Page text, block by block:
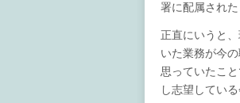
署に配属された
正直にいうと
いた業務が今
思っていたこ
し志望してい